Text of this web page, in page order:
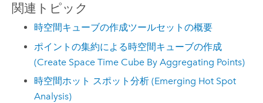
関連トピック
時空間キューブの作成ツールセットの概要
ポイントの集約による時空間キューブの作成
(Create Space Time Cube By Aggregating Points)
時空間ホット スポット分析 (Emerging Hot Spot
Analysis)